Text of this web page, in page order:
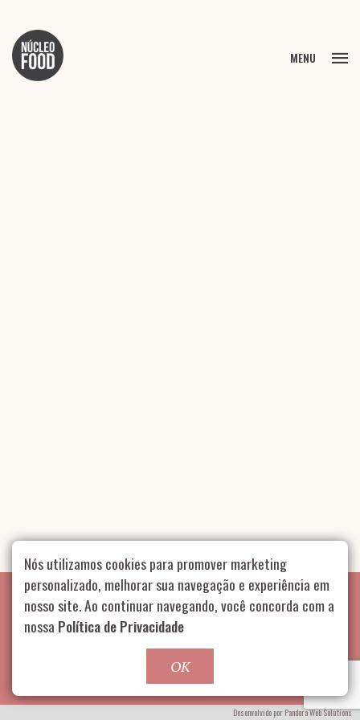
Rua Aurélia, 1714 – Vila Romana, São Paulo – SP
contato@nucleofood.com
FECHAR
MENU
GOSTOU? CLIQUE AQUI E ENTRE EM CONTATO
Desenvolvido por Pandora Web Solutions
Nós utilizamos cookies para promover marketing
personalizado, melhorar sua navegação e experiência em
nosso site. Ao continuar navegando, você concorda com a
nossa Política de Privacidade
OK